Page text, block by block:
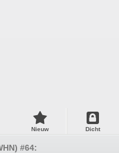
Nieuw Dicht
#64: